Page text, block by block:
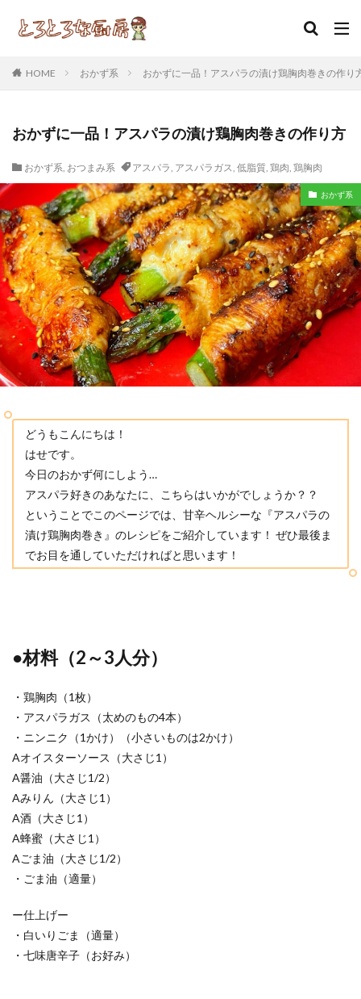
HOME おかず系 おかずに一品！アスパラの漬け鶏胸肉巻きの作り
おかずに一品！アスパラの漬け鶏胸肉巻きの作り方
おかず系, おつまみ系 アスパラ, アスパラガス, 低脂質, 鶏肉, 鶏胸肉
おかず系
どうもこんにちは！
はせです。
今日のおかず何にしよう…
アスパラ好きのあなたに、こちらはいかがでしょうか？？
ということでこのページでは、甘辛ヘルシーな『アスパラの
漬け鶏胸肉巻き』のレシピをご紹介しています！ ぜひ最後ま
でお目を通していただければと思います！
●材料（2～3人分）
・鶏胸肉（1枚）
・アスパラガス（太めのもの4本）
・ニンニク（1かけ）（小さいものは2かけ）
Aオイスターソース（大さじ1）
A醤油（大さじ1/2）
Aみりん（大さじ1）
A酒（大さじ1）
A蜂蜜（大さじ1）
Aごま油（大さじ1/2）
・ごま油（適量）
ー仕上げー
・白いりごま（適量）
・七味唐辛子（お好み）
タグ
アスパラ アスパラガス イチゴ
ウインナー
おかず
おつまみ おやつ お菓子
カレー
コロッケ
サツマイモ じゃがいも
スイーツ
チーズ
なんちゃって
ねんちゃって
バチマグロ
ベーコン ポテト
マグロ
もやし
レシピ ワッフル 低脂質
大福
揚げ物
炊き込みご飯 照り焼き
生チョコ
簡単レシピ
納豆 芋ッフル 角煮
豆腐
豚バラ肉
豚肉 食パン 鶏手羽元
鶏肉